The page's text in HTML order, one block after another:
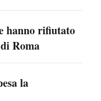
hanno rifiutato
Roma
la